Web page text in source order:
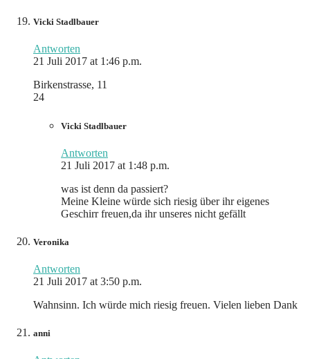
Vicki Stadlbauer
Antworten
21 Juli 2017 at 1:46 p.m.
Birkenstrasse, 11
24
Vicki Stadlbauer
Antworten
21 Juli 2017 at 1:48 p.m.
was ist denn da passiert?
Meine Kleine würde sich riesig über ihr eigenes
Geschirr freuen,da ihr unseres nicht gefällt
Veronika
Antworten
21 Juli 2017 at 3:50 p.m.
Wahnsinn. Ich würde mich riesig freuen. Vielen lieben Dank
anni